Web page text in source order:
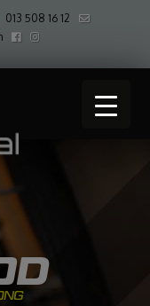
013 508 16 12